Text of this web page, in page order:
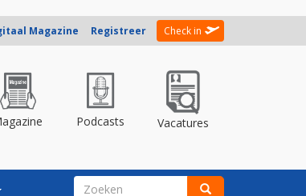
Magazine Registreer Check in
Podcasts Vacatures
ZOEKVELD